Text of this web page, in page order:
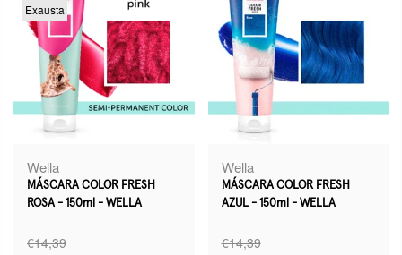
Exausta
Wella
MÁSCARA COLOR FRESH
ROSA - 150ml - WELLA
€14,39
Wella
MÁSCARA COLOR FRESH
AZUL - 150ml - WELLA
€14,39